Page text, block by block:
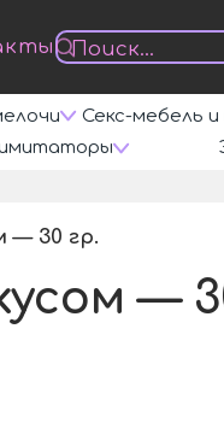
Секс-мебель и
— 30 гр.
—